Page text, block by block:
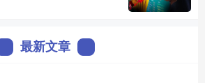
最新文章